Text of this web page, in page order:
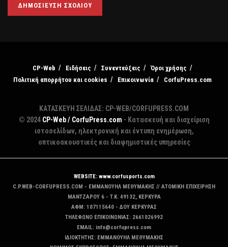
CP-Web Ειδήσεις Συνεντεύξεις
Όροι χρήσης
Πολιτική απορρήτου και cookies
Επικοινωνία CorfuPress.com
ΚΑΤΑΣΚΕΥΗ ΣΕΛΙΔΑΣ: CP-WEB/CORFUPRESS.COM
© 2024 CP-Web / CorfuPress.com - Κατασκευή και διαχείριση
ιστοσελίδων, ηλεκτρονική και έντυπη ενημέρωση,
οπτικοακουστικές και διαφημιστικές υπηρεσίες
WEBSITE: www.corfusports.com
C.P.WEB-CORFUPRESS.COM - ΕΜΜΑΝΟΥΗΛ ΜΕΘΥΜΑΚΗΣ // ΑΤΟΜΙΚΗ ΕΠΙΧΕΙΡΗΣΗ
MANTZAΡΟΥ 6 - T.K. 49132, ΚΕΡΚΥΡΑ
ΑΦΜ: 107115640 - ΔΟΥ ΚΕΡΚΥΡΑΣ
ΤΗΛΕΦΩΝΟ ΕΠΙΚΟΙΝΩΝΙΑΣ: 2661026992
EMAIL: info@corfupress.com
ΙΔΙΟΚΤΗΤΗΣ: EMMANOYΗΛ ΜΕΘΥΜΑΚΗΣ